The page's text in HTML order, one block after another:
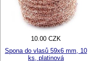
10.00 CZK
Spona do vlasů 59x6 mm, 10
ks, platinová